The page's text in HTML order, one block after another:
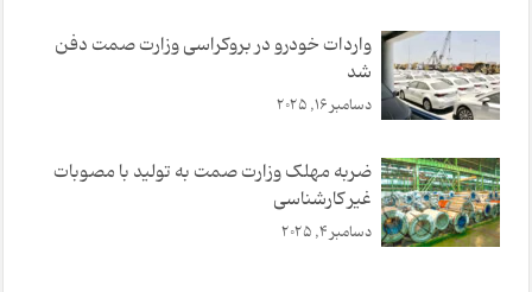
واردات خودرو در بروکراسی وزارت صمت دفن
شد
دسامبر 16, 2025
ضربه مهلک وزارت صمت به تولید با مصوبات
غیر کارشناسی
دسامبر 4, 2025